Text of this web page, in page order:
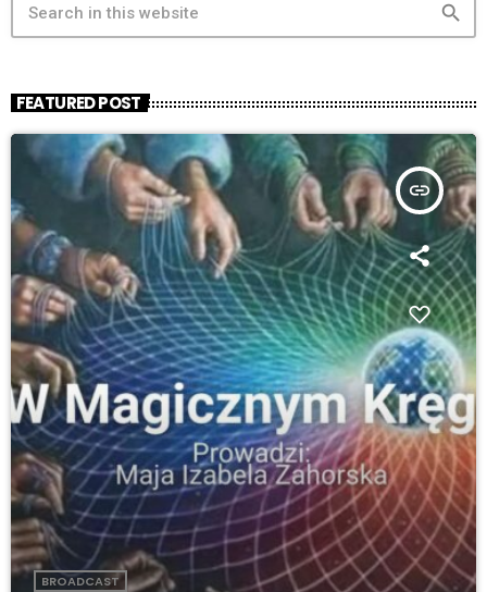
search
FEATURED POST
insert_link
BROADCAST